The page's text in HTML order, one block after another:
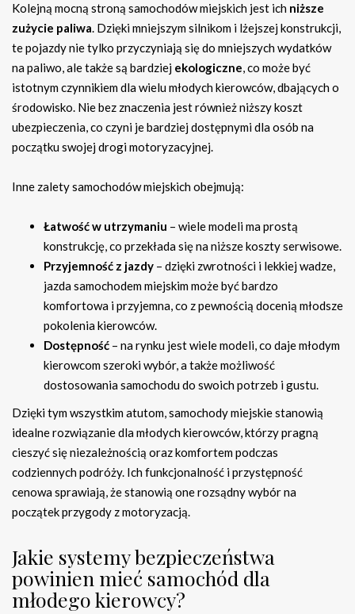
Kolejną mocną stroną samochodów miejskich jest ich niższe
zużycie paliwa. Dzięki mniejszym silnikom i lżejszej konstrukcji,
te pojazdy nie tylko przyczyniają się do mniejszych wydatków
na paliwo, ale także są bardziej ekologiczne, co może być
istotnym czynnikiem dla wielu młodych kierowców, dbających o
środowisko. Nie bez znaczenia jest również niższy koszt
ubezpieczenia, co czyni je bardziej dostępnymi dla osób na
początku swojej drogi motoryzacyjnej.
Inne zalety samochodów miejskich obejmują:
Łatwość w utrzymaniu – wiele modeli ma prostą
konstrukcję, co przekłada się na niższe koszty serwisowe.
Przyjemność z jazdy – dzięki zwrotności i lekkiej wadze,
jazda samochodem miejskim może być bardzo
komfortowa i przyjemna, co z pewnością docenią młodsze
pokolenia kierowców.
Dostępność – na rynku jest wiele modeli, co daje młodym
kierowcom szeroki wybór, a także możliwość
dostosowania samochodu do swoich potrzeb i gustu.
Dzięki tym wszystkim atutom, samochody miejskie stanowią
idealne rozwiązanie dla młodych kierowców, którzy pragną
cieszyć się niezależnością oraz komfortem podczas
codziennych podróży. Ich funkcjonalność i przystępność
cenowa sprawiają, że stanowią one rozsądny wybór na
początek przygody z motoryzacją.
Jakie systemy bezpieczeństwa
powinien mieć samochód dla
młodego kierowcy?